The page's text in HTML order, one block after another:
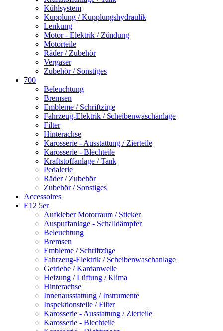
Kühlsystem
Kupplung / Kupplungshydraulik
Lenkung
Motor - Elektrik / Zündung
Motorteile
Räder / Zubehör
Vergaser
Zubehör / Sonstiges
700
Beleuchtung
Bremsen
Embleme / Schriftzüge
Fahrzeug-Elektrik / Scheibenwaschanlage
Filter
Hinterachse
Karosserie - Ausstattung / Zierteile
Karosserie - Blechteile
Kraftstoffanlage / Tank
Pedalerie
Räder / Zubehör
Zubehör / Sonstiges
Accessoires
E12 5er
Aufkleber Motorraum / Sticker
Auspuffanlage - Schalldämpfer
Beleuchtung
Bremsen
Embleme / Schriftzüge
Fahrzeug-Elektrik / Scheibenwaschanlage
Getriebe / Kardanwelle
Heizung / Lüftung / Klima
Hinterachse
Innenausstattung / Instrumente
Inspektionsteile / Filter
Karosserie - Ausstattung / Zierteile
Karosserie - Blechteile